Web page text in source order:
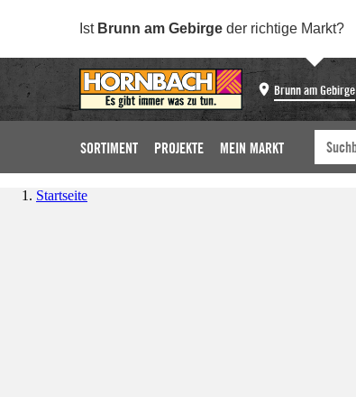
Ist Brunn am Gebirge der richtige Markt?
Brunn am Gebirge
SORTIMENT PROJEKTE MEIN MARKT
Startseite